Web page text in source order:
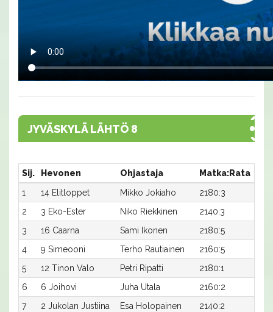
JYVÄSKYLÄ LÄHTÖ 8
Sij. Hevonen Ohjastaja Matka:Rata
1
14 Elitloppet Mikko Jokiaho 2180:3
2
3 Eko-Ester Niko Riekkinen 2140:3
3
16 Caarna Sami Ikonen 2180:5
4
9 Simeooni Terho Rautiainen 2160:5
5
12 Tinon Valo Petri Ripatti 2180:1
6
6 Joihovi Juha Utala 2160:2
7
2 Jukolan Justiina Esa Holopainen 2140:2